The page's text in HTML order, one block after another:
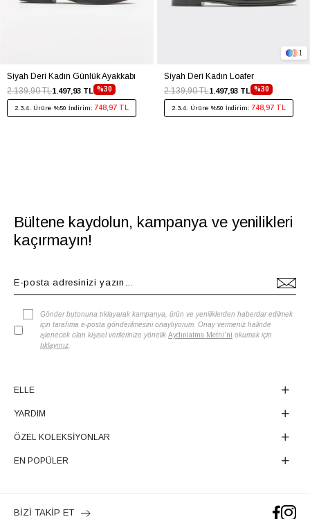
Siyah Deri Kadın Günlük Ayakkabı
%30
1.497,93 TL
2.139,90 TL
2.3.4. Ürüne %50 İndirim: 748,97 TL
Siyah Deri Kadın Loafer
%30
1.497,93 TL
2.139,90 TL
2.3.4. Ürüne %50 İndirim: 748,97 TL
1
Bültene kaydolun, kampanya ve yenilikleri
kaçırmayın!
Gönder butonuna tıklayarak kampanya, ürün ve yeniliklerden haberdar edilmek
için tarafıma e-posta gönderilmesini onaylıyorum. Onay vermeniz halinde
işlenecek olan kişisel verilerinize yönelik Aydınlatma Metni'ni okumak için
tıklayınız
ELLE
YARDIM
ÖZEL KOLEKSİYONLAR
EN POPÜLER
BİZİ TAKİP ET